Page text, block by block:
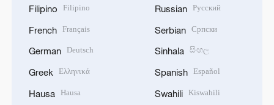
Filipino Filipino
French Français
German Deutsch
Greek Ελληνικά
Hausa Hausa
Russian Русский
Serbian Српски
Sinhala සිංහල
Spanish Español
Swahili Kiswahili